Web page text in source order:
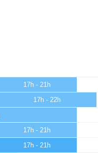
17h - 21h
17h - 22h
17h - 21h
17h - 21h